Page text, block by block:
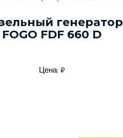
генератор
FOGO FDF 660 D
Цена: ₽